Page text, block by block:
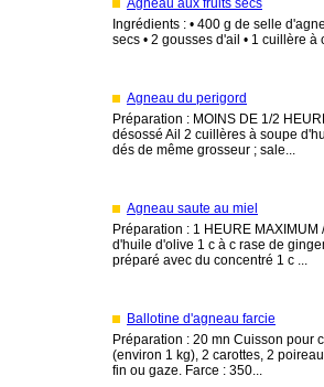
Ingrédients : • 400 g de selle
secs • 2 gousses d'ail • 1 cuillère
Agneau du perigord
Préparation : MOINS DE 1/2
désossé Ail 2 cuillères à soupe
dés de même grosseur ; sale...
Agneau saute au miel
Préparation : 1 HEURE
d'huile d'olive 1 c à c rase de
préparé avec du concentré 1 c ...
Ballotine d'agneau farcie
Préparation : 20 mn Cuisson pour
(environ 1 kg), 2 carottes, 2
fin ou gaze. Farce : 350...